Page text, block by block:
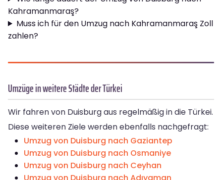
Kahramanmaraş?
Muss ich für den Umzug nach Kahramanmaraş Zoll
zahlen?
Umzüge in weitere Städte der Türkei
Wir fahren von Duisburg aus regelmäßig in die Türkei.
Diese weiteren Ziele werden ebenfalls nachgefragt:
Umzug von Duisburg nach Gaziantep
Umzug von Duisburg nach Osmaniye
Umzug von Duisburg nach Ceyhan